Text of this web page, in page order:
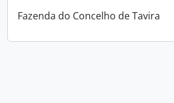
Fazenda do Concelho de Tavira